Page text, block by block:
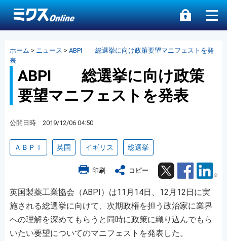
ホーム > ニュース > ABPI 総選挙に向け政策要望マニフェストを発
表
ABPI 総選挙に向け政策
要望マニフェストを発表
公開日時 2019/12/06 04:50
ＡＢＰＩ 英国 イギリス 総選挙
印刷 コピー Twitter Facebook
英国製薬工業協会（ABPI）は11月14日、12月12日に実
施される総選挙に向けて、次期政権を担う政治家に業界
への理解を深めてもらうと同時に政策に織り込んでもら
いたい要望についてのマニフェストを発表した。